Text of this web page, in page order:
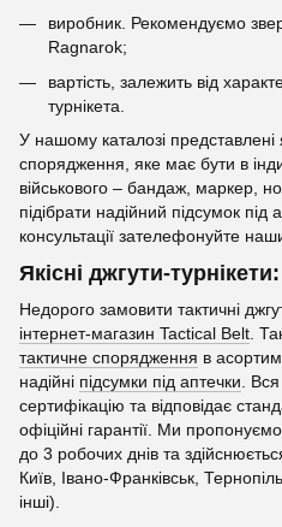
виробник. Рекомендуємо
Ragnarok;
вартість, залежить від
турнікета.
У нашому каталозі представлені
спорядження, яке має бути в
військового – бандаж, маркер,
підібрати надійний підсумок під
консультації зателефонуйте
Якісні джгути-
Недорого замовити тактичні
інтернет-магазин Tactical Belt .
тактичне спорядження в
надійні підсумки під аптечки .
сертифікацію та відповідає
офіційні гарантії. Ми
до 3 робочих днів та
Київ, Івано-Франківськ,
інші).